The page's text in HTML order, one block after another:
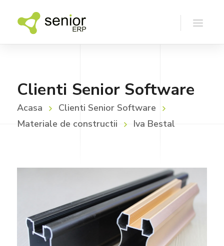
Clienti Senior Software
Acasa
Clienti Senior Software
Materiale de constructii
Iva Bestal